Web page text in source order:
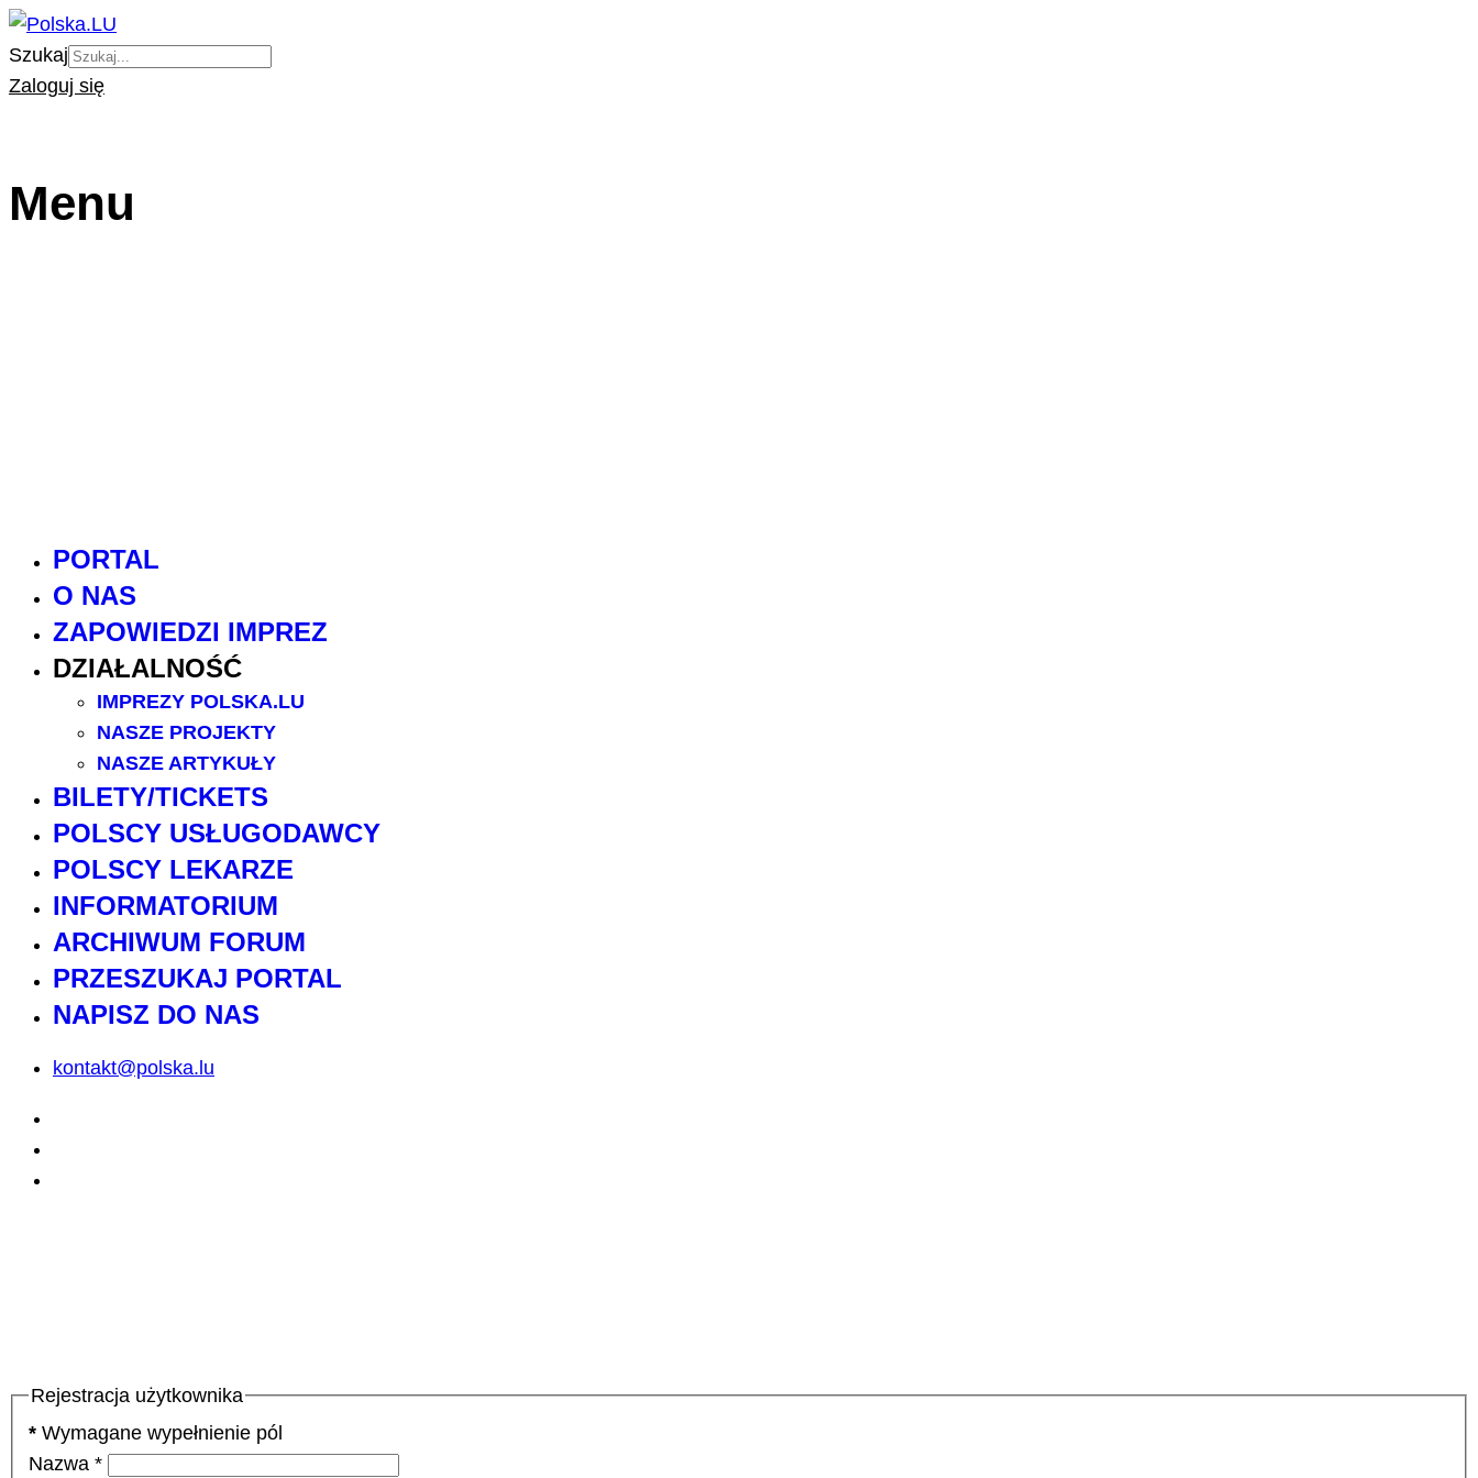
Szukaj
Zaloguj się
Menu
PORTAL
O NAS
ZAPOWIEDZI IMPREZ
DZIAŁALNOŚĆ
IMPREZY POLSKA.LU
NASZE PROJEKTY
NASZE ARTYKUŁY
BILETY/TICKETS
POLSCY USŁUGODAWCY
POLSCY LEKARZE
INFORMATORIUM
ARCHIWUM FORUM
PRZESZUKAJ PORTAL
NAPISZ DO NAS
kontakt@polska.lu
Rejestracja użytkownika
*Wymagane wypełnienie pól
Nazwa*